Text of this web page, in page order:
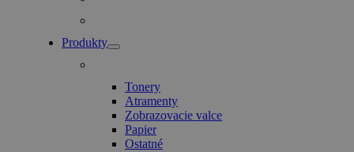
Produkty
Tonery
Atramenty
Zobrazovacie valce
Papier
Ostatné